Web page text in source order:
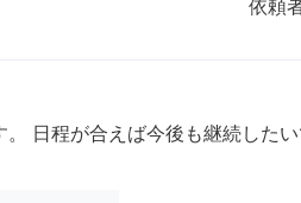
依頼
日程が合えば今後も継続したい